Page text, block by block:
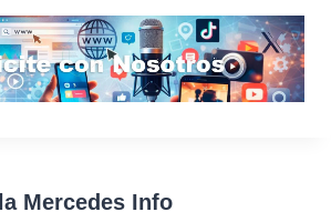
Mercedes Info